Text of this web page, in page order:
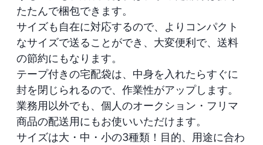
たたんで梱包できます。
サイズも自在に対応するので、よりコンパクト
なサイズで送ることができ、大変便利で、送料
の節約にもなります。
テープ付きの宅配袋は、中身を入れたらすぐに
封を閉じられるので、作業性がアップします。
業務用以外でも、個人のオークション・フリマ
商品の配送用にもお使いいただけます。
サイズは大・中・小の3種類！目的、用途に合わ